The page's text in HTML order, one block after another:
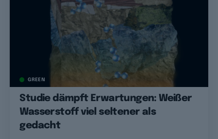
GREEN
Studie dämpft Erwartungen: Weißer
Wasserstoff viel seltener als
gedacht